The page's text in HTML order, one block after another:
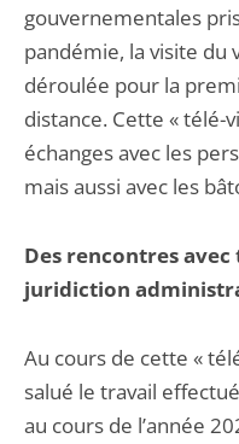
gouvernementales
pandémie, la visite du
déroulée pour la
distance. Cette « télé-
échanges avec les
mais aussi avec les
Des rencontres avec
juridiction
Au cours de cette «
salué le travail
au cours de l’année